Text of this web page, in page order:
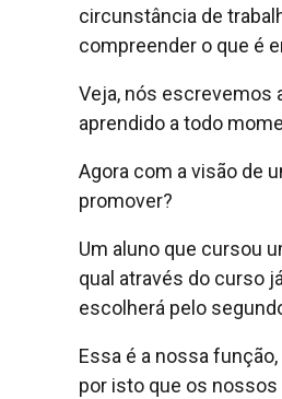
circunstância de
compreender o que é
Veja, nós escrevemos
aprendido a todo
Agora com a visão de
promover?
Um aluno que cursou
qual através do curso
escolherá pelo
Essa é a nossa
por isto que os